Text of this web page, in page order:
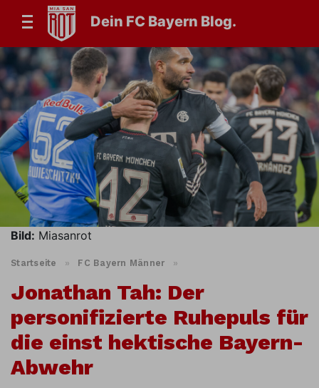
Dein FC Bayern Blog.
Bild: Miasanrot
Startseite » FC Bayern Männer »
Jonathan Tah: Der
personifizierte Ruhepuls für
die einst hektische Bayern-
Abwehr